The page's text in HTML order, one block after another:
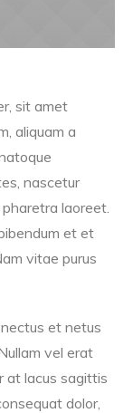
sit amet
aliquam a
nascetur
pharetra laoreet.
et et
vitae purus
et netus
vel erat
at lacus sagittis
dolor,